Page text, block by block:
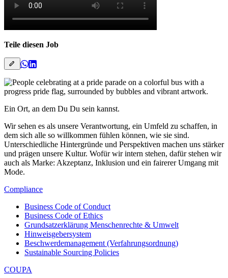
Teile diesen Job
Ein Ort, an dem Du Du sein kannst.
Wir sehen es als unsere Verantwortung, ein Umfeld zu schaffen, in
dem sich alle so willkommen fühlen können, wie sie sind.
Unterschiedliche Hintergründe und Perspektiven machen uns stärker
und prägen unsere Kultur. Wofür wir intern stehen, dafür stehen wir
auch als Marke: Akzeptanz, Inklusion und ein fairerer Umgang mit
Mode.
Compliance
Business Code of Conduct
Business Code of Ethics
Grundsatzerklärung Menschenrechte & Umwelt
Hinweisgebersystem
Beschwerdemanagement (Verfahrungsordnung)
Sustainable Sourcing Policies
COUPA